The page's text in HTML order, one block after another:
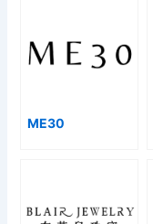
ME30